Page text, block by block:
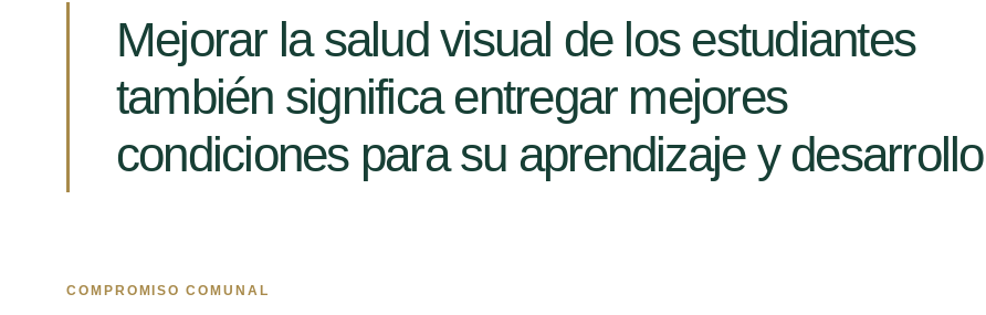
Mejorar la salud visual de los estudiantes
también significa entregar mejores
condiciones para su aprendizaje y
COMPROMISO COMUNAL